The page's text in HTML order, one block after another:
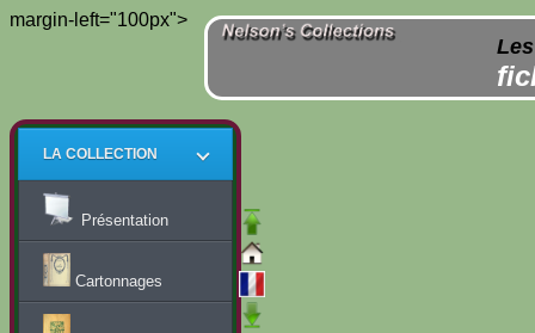
margin-left="100px">
LA COLLECTION
Présentation
Cartonnages